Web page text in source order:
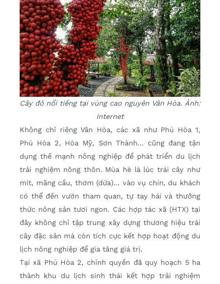
Cây đỏ nổi tiếng tại vùng cao nguyên Vân Hòa. Ảnh:
Internet
Không chỉ riêng Vân Hòa, các xã như Phú Hòa 1,
Phú Hòa 2, Hòa Mỹ, Sơn Thành… cũng đang tận
dụng thế mạnh nông nghiệp để phát triển du lịch
trải nghiệm nông thôn. Mùa hè là lúc trái cây như
mít, mãng cầu, thơm (dứa)… vào vụ chín, du khách
có thể đến vườn tham quan, tự tay hái và thưởng
thức nông sản tươi ngon. Các hợp tác xã (HTX) tại
đây không chỉ tập trung xây dựng thương hiệu trái
cây đặc sản mà còn tích cực kết hợp hoạt động du
lịch nông nghiệp để gia tăng giá trị.
Tại xã Phú Hòa 2, chính quyền đã quy hoạch 5 ha
thành khu du lịch sinh thái kết hợp trải nghiệm